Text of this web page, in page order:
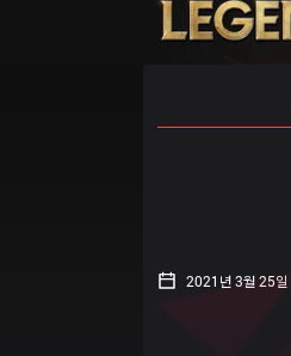
2021년 3월 25일